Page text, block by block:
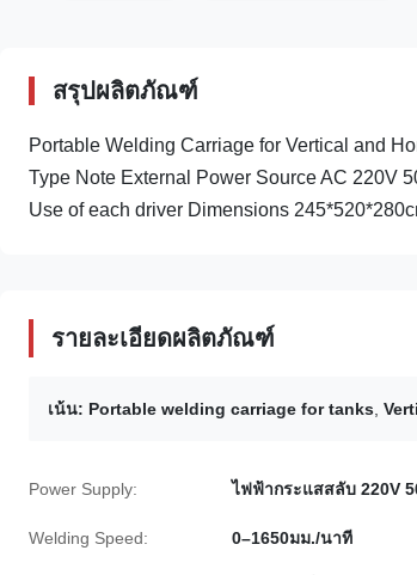
สรุปผลิตภัณฑ์
Portable Welding Carriage for Vertical and
Type Note External Power Source AC 220V
Use of each driver Dimensions
รายละเอียดผลิตภัณฑ์
เน้น: Portable welding carriage for tanks
Power Supply: ไฟฟ้ากระแสสลับ 220V
Welding Speed: 0–1650มม./นาที